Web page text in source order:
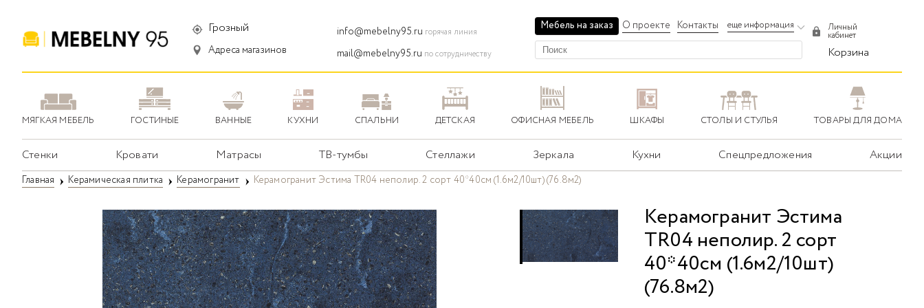
Грозный
Адреса магазинов
info@mebelny95.ru горячая линия
mail@mebelny95.ru по сотрудничеству
Мебель на заказ О проекте Контакты еще информация Личный
кабинет
Корзина
МЯГКАЯ МЕБЕЛЬ ГОСТИНЫЕ ВАННЫЕ КУХНИ СПАЛЬНИ ДЕТСКАЯ ОФИСНАЯ МЕБЕЛЬ ШКАФЫ СТОЛЫ И СТУЛЬЯ ТОВАРЫ ДЛЯ ДОМА
Стенки Кровати Матрасы ТВ-тумбы Стеллажи Зеркала Кухни Спецпредложения Акции
Главная Керамическая плитка Керамогранит Керамогранит Эстима TR04 неполир. 2 сорт 40*40см (1.6м2/10шт) (76.8м2)
Керамогранит Эстима
TR04 неполир. 2 сорт
40*40см (1.6м2/10шт)
(76.8м2)